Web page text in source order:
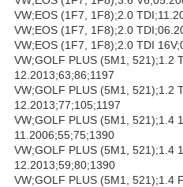
VW;EOS (1F7, 1F8);2.0
VW;EOS (1F7, 1F8);2.0
VW;EOS (1F7, 1F8);2.0 TDI
VW;GOLF PLUS (5M1, 521);1.2
12.2013;63;86;1197
VW;GOLF PLUS (5M1, 521);1.2
12.2013;77;105;1197
VW;GOLF PLUS (5M1, 521);1.4
11.2006;55;75;1390
VW;GOLF PLUS (5M1, 521);1.4
12.2013;59;80;1390
VW;GOLF PLUS (5M1, 521);1.4